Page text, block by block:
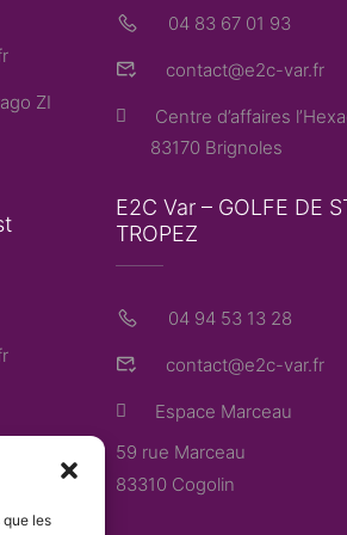
les
ZI
04 83 67 01 93
contact@e2c-var.fr
Centre d’affaires
83170 Brignoles
E2C Var – GOLFE DE
TROPEZ
04 94 53 13 28
contact@e2c-var.fr
Espace Marceau
59 rue Marceau
83310 Cogolin